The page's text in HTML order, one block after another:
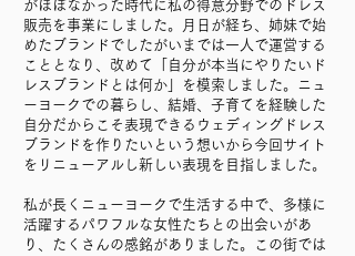
がほぼなかった時代に私の得意分野でのドレス
販売を事業にしました。月日が経ち、姉妹で始
めたブランドでしたがいまでは一人で運営する
こととなり、改めて「自分が本当にやりたいド
レスブランドとは何か」を模索しました。ニュ
ーヨークでの暮らし、結婚、子育てを経験した
自分だからこそ表現できるウェディングドレス
ブランドを作りたいという想いから今回サイト
をリニューアルし新しい表現を目指しました。
私が長くニューヨークで生活する中で、多様に
活躍するパワフルな女性たちとの出会いがあ
り、たくさんの感銘がありました。この街では